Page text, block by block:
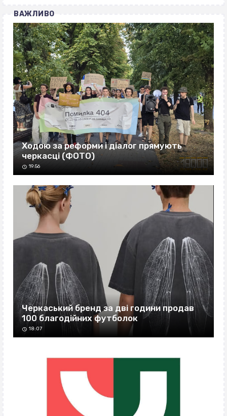
ВАЖЛИВО
Ходою за реформи і діалог прямують
черкасці (ФОТО)
19:56
Черкаський бренд за дві години продав
100 благодійних футболок
18:07